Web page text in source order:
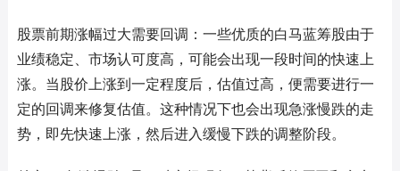
股票前期涨幅过大需要回调：一些优质的白马蓝筹股由于
业绩稳定、市场认可度高，可能会出现一段时间的快速上
涨。当股价上涨到一定程度后，估值过高，便需要进行一
定的回调来修复估值。这种情况下也会出现急涨慢跌的走
势，即先快速上涨，然后进入缓慢下跌的调整阶段。